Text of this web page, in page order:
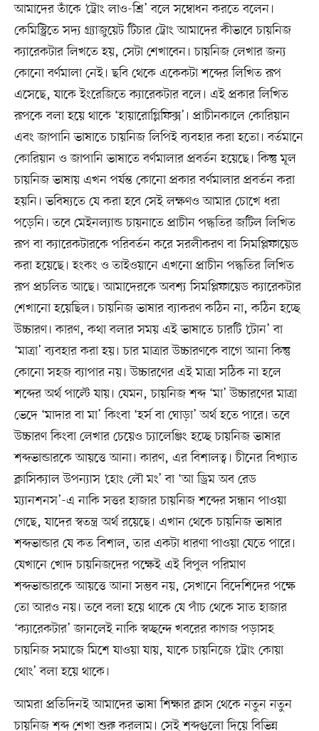
আমাদের তাঁকে ‘ট্রোং লাও-শ্রি’ বলে সম্বোধন করতে বলেন।
কেমিস্ট্রিতে সদ্য গ্র্যাজুয়েট টিচার ট্রোং আমাদের কীভাবে চায়নিজ
ক্যারেকটার লিখতে হয়, সেটা শেখাবেন। চায়নিজ লেখার জন্য
কোনো বর্ণমালা নেই। ছবি থেকে একেকটা শব্দের লিখিত রূপ
এসেছে, যাকে ইংরেজিতে ক্যারেকটার বলে। এই প্রকার লিখিত
রূপকে বলা হয়ে থাকে ‘হায়ারোগ্লিফিক্স’। প্রাচীনকালে কোরিয়ান
এবং জাপানি ভাষাতে চায়নিজ লিপিই ব্যবহার করা হতো। বর্তমানে
কোরিয়ান ও জাপানি ভাষাতে বর্ণমালার প্রবর্তন হয়েছে। কিন্তু মূল
চায়নিজ ভাষায় এখন পর্যন্ত কোনো প্রকার বর্ণমালার প্রবর্তন করা
হয়নি। ভবিষ্যতে যে করা হবে সেই লক্ষণও আমার চোখে ধরা
পড়েনি। তবে মেইনল্যান্ড চায়নাতে প্রাচীন পদ্ধতির জটিল লিখিত
রূপ বা ক্যারেকটারকে পরিবর্তন করে সরলীকরণ বা সিমপ্লিফায়েড
করা হয়েছে। হংকং ও তাইওয়ানে এখনো প্রাচীন পদ্ধতির লিখিত
রূপ প্রচলিত আছে। আমাদেরকে অবশ্য সিমপ্লিফায়েড ক্যারেকটার
শেখানো হয়েছিল। চায়নিজ ভাষার ব্যাকরণ কঠিন না, কঠিন হচ্ছে
উচ্চারণ। কারণ, কথা বলার সময় এই ভাষাতে চারটি ‘টোন’ বা
‘মাত্রা’ ব্যবহার করা হয়। চার মাত্রার উচ্চারণকে বাগে আনা কিন্তু
কোনো সহজ ব্যাপার নয়। উচ্চারণের এই মাত্রা সঠিক না হলে
শব্দের অর্থ পাল্টে যায়। যেমন, চায়নিজ শব্দ ‘মা’ উচ্চারণের মাত্রা
ভেদে ‘মাদার বা মা’ কিংবা ‘হর্স বা ঘোড়া’ অর্থ হতে পারে। তবে
উচ্চারণ কিংবা লেখার চেয়েও চ্যালেঞ্জিং হচ্ছে চায়নিজ ভাষার
শব্দভান্ডারকে আয়ত্তে আনা। কারণ, এর বিশালত্ব। চীনের বিখ্যাত
ক্লাসিক্যাল উপন্যাস ‘হোং লৌ মং’ বা ‘আ ড্রিম অব রেড
ম্যানশনস’-এ নাকি সত্তর হাজার চায়নিজ শব্দের সন্ধান পাওয়া
গেছে, যাদের স্বতন্ত্র অর্থ রয়েছে। এখান থেকে চায়নিজ ভাষার
শব্দভান্ডার যে কত বিশাল, তার একটা ধারণা পাওয়া যেতে পারে।
যেখানে খোদ চায়নিজদের পক্ষেই এই বিপুল পরিমাণ
শব্দভান্ডারকে আয়ত্তে আনা সম্ভব নয়, সেখানে বিদেশিদের পক্ষে
তো আরও নয়। তবে বলা হয়ে থাকে যে পাঁচ থেকে সাত হাজার
‘ক্যারেকটার’ জানলেই নাকি স্বচ্ছন্দে খবরের কাগজ পড়াসহ
চায়নিজ সমাজে মিশে যাওয়া যায়, যাকে চায়নিজে ‘ট্রোং কোয়া
থোং’ বলা হয়ে থাকে।
আমরা প্রতিদিনই আমাদের ভাষা শিক্ষার ক্লাস থেকে নতুন নতুন
চায়নিজ শব্দ শেখা শুরু করলাম। সেই শব্দগুলো দিয়ে বিভিন্ন